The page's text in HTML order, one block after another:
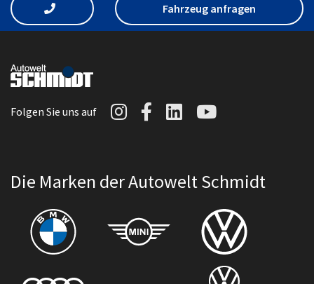
Fahrzeug anfragen
Folgen Sie uns auf Autowelt Schmidt auf
Autowelt Schmidt
AutoweltAutowelt
Die Marken der Autowelt Schmidt